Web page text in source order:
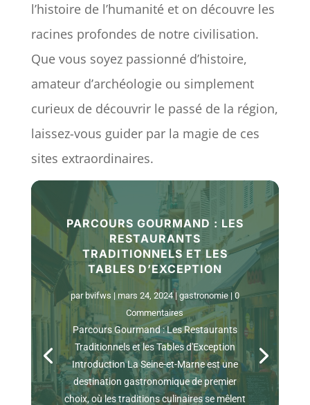
l’histoire de l’humanité et on découvre les
racines profondes de notre civilisation.
Que vous soyez passionné d’histoire,
amateur d’archéologie ou simplement
curieux de découvrir le passé de la région,
laissez-vous guider par la magie de ces
sites extraordinaires.
PARCOURS GOURMAND : LES
RESTAURANTS
TRADITIONNELS ET LES
TABLES D’EXCEPTION
parbvifws | mars 24, 2024| gastronomie| 0
Commentaires
Parcours Gourmand : Les Restaurants
Traditionnels et les Tables d'Exception
Introduction La Seine-et-Marne est une
destination gastronomique de premier
choix, où les traditions culinaires se mêlent